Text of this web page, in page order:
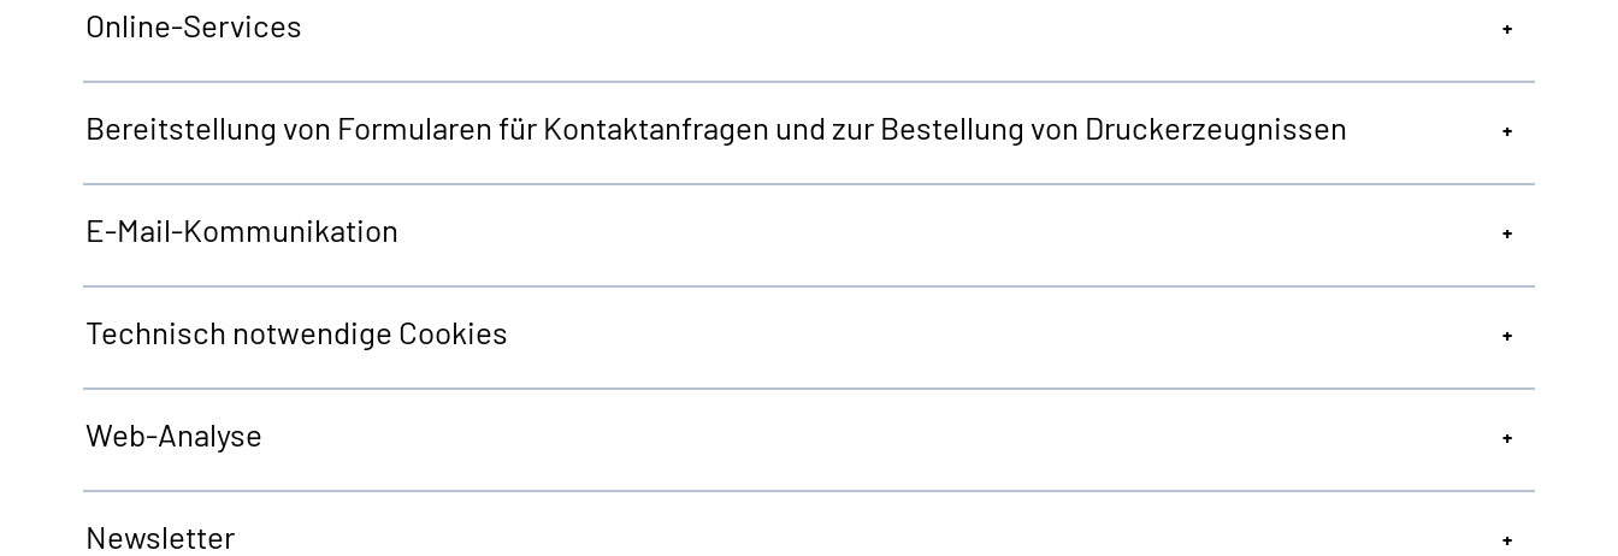
Online-Services
Bereitstellung von Formularen für Kontaktanfragen und zur Bestellung von Druckerzeugnissen
E-Mail-Kommunikation
Technisch notwendige Cookies
Web-Analyse
Newsletter